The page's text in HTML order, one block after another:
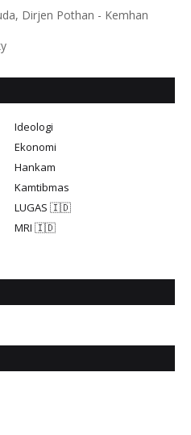
Dirjen Pothan - Kemhan
Ideologi
Ekonomi
Hankam
Kamtibmas
LUGAS 🇮🇩
MRI 🇮🇩